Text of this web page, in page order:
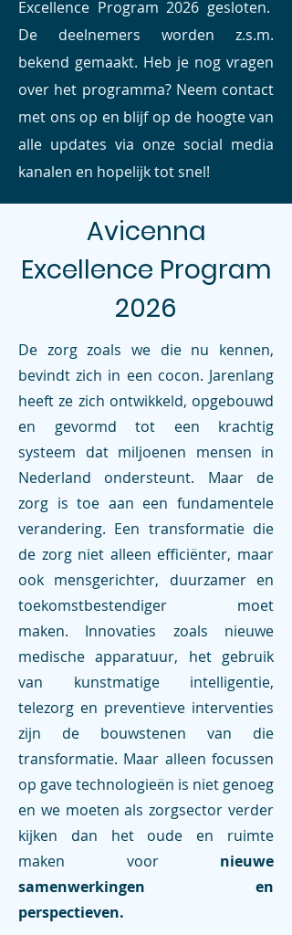
Excellence Program 2026 gesloten.
De deelnemers worden z.s.m.
bekend gemaakt. Heb je nog vragen
over het programma? Neem contact
met ons op en blijf op de hoogte van
alle updates via onze social media
kanalen en hopelijk tot snel!
Avicenna
Excellence Program
2026
De zorg zoals we die nu kennen,
bevindt zich in een cocon. Jarenlang
heeft ze zich ontwikkeld, opgebouwd
en gevormd tot een krachtig
systeem dat miljoenen mensen in
Nederland ondersteunt. Maar de
zorg is toe aan een fundamentele
verandering. Een transformatie die
de zorg niet alleen efficiënter, maar
ook mensgerichter, duurzamer en
toekomstbestendiger moet
maken. Innovaties zoals nieuwe
medische apparatuur, het gebruik
van kunstmatige intelligentie,
telezorg en preventieve interventies
zijn de bouwstenen van die
transformatie. Maar alleen focussen
op gave technologieën is niet genoeg
en we moeten als zorgsector verder
kijken dan het oude en ruimte
maken voor nieuwe
samenwerkingen en
perspectieven.